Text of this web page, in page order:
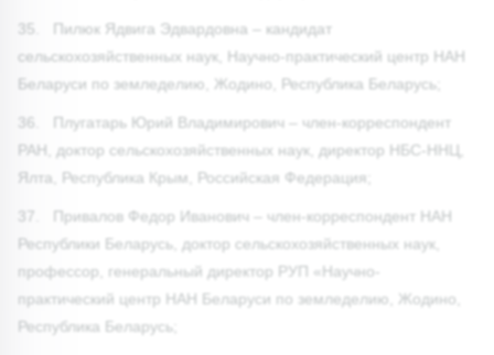
35. Пилюк Ядвига Эдвардовна – кандидат
сельскохозяйственных наук, Научно-практический центр НАН
Беларуси по земледелию, Жодино, Республика Беларусь;
36. Плугатарь Юрий Владимирович – член-корреспондент
РАН, доктор сельскохозяйственных наук, директор НБС-ННЦ,
Ялта, Республика Крым, Российская Федерация;
37. Привалов Федор Иванович – член-корреспондент НАН
Республики Беларусь, доктор сельскохозяйственных наук,
профессор, генеральный директор РУП «Научно-
практический центр НАН Беларуси по земледелию, Жодино,
Республика Беларусь;